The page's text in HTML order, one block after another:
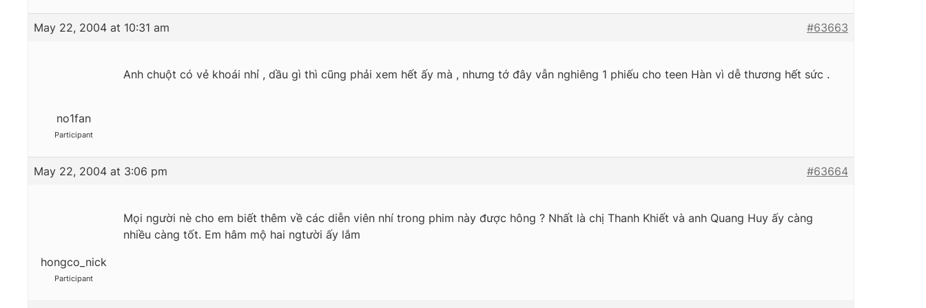
May 22, 2004 at 10:31 am #63663
no1fan
Participant
Anh chuột có vẻ khoái nhỉ , dầu gì thì cũng phải xem hết ấy mà , nhưng tớ đây vẫn nghiêng 1 phiếu cho teen Hàn vì dễ thương hết sức .
May 22, 2004 at 3:06 pm #63664
hongco_nick
Participant
Mọi người nè cho em biết thêm về các diễn viên nhí trong phim này được hông ? Nhất là chị Thanh Khiết và anh Quang Huy ấy càng
nhiều càng tốt. Em hâm mộ hai ngtười ấy lắm